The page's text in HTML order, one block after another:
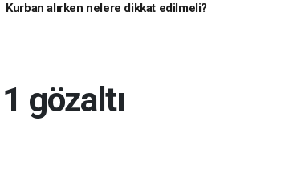
Kurban alırken nelere dikkat edilmeli?
gözaltı